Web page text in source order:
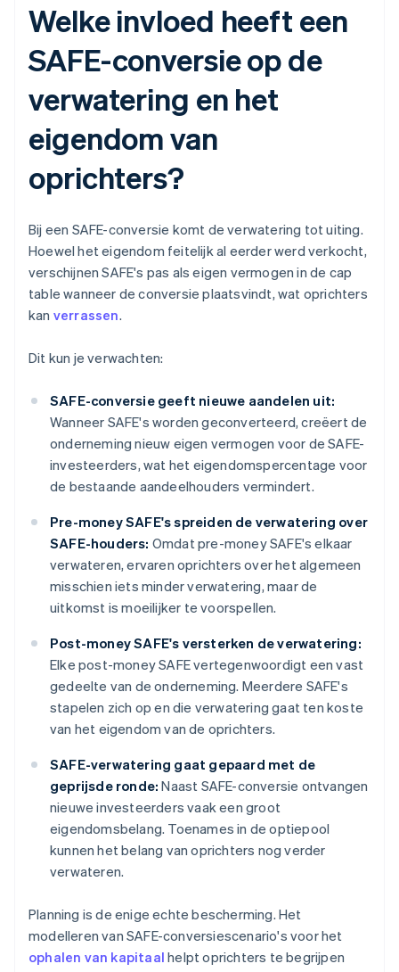
Welke invloed heeft een
SAFE-conversie op de
verwatering en het
eigendom van
oprichters?
Bij een SAFE-conversie komt de verwatering tot uiting.
Hoewel het eigendom feitelijk al eerder werd verkocht,
verschijnen SAFE's pas als eigen vermogen in de cap
table wanneer de conversie plaatsvindt, wat oprichters
kan verrassen.
Dit kun je verwachten:
SAFE-conversie geeft nieuwe aandelen uit:
Wanneer SAFE's worden geconverteerd, creëert de
onderneming nieuw eigen vermogen voor de SAFE-
investeerders, wat het eigendomspercentage voor
de bestaande aandeelhouders vermindert.
Pre-money SAFE's spreiden de verwatering over
SAFE-houders: Omdat pre-money SAFE's elkaar
verwateren, ervaren oprichters over het algemeen
misschien iets minder verwatering, maar de
uitkomst is moeilijker te voorspellen.
Post-money SAFE's versterken de verwatering:
Elke post-money SAFE vertegenwoordigt een vast
gedeelte van de onderneming. Meerdere SAFE's
stapelen zich op en die verwatering gaat ten koste
van het eigendom van de oprichters.
SAFE-verwatering gaat gepaard met de
geprijsde ronde: Naast SAFE-conversie ontvangen
nieuwe investeerders vaak een groot
eigendomsbelang. Toenames in de optiepool
kunnen het belang van oprichters nog verder
verwateren.
Planning is de enige echte bescherming. Het
modelleren van SAFE-conversiescenario's voor het
ophalen van kapitaal helpt oprichters te begrijpen